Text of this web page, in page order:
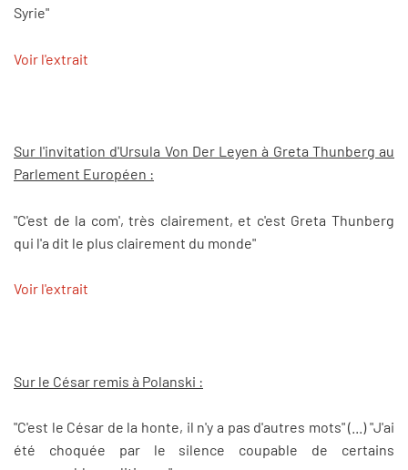
Syrie"
Voir l'extrait
Sur l'invitation d'Ursula Von Der Leyen à Greta Thunberg au
Parlement Européen :
"C'est de la com', très clairement, et c'est Greta Thunberg
qui l'a dit le plus clairement du monde"
Voir l'extrait
Sur le César remis à Polanski :
"C'est le César de la honte, il n'y a pas d'autres mots" (...) "J'ai
été choquée par le silence coupable de certains